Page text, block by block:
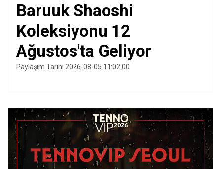
Baruuk Shaoshi
Koleksiyonu 12
Ağustos'ta Geliyor
Paylaşım Tarihi 2026-08-05 11:02:00